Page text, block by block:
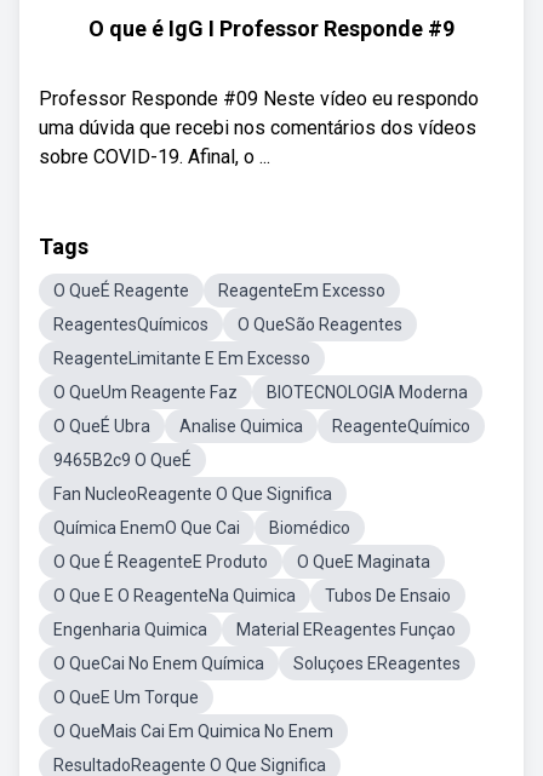
O que é IgG I Professor Responde #9
Professor Responde #09 Neste vídeo eu respondo
uma dúvida que recebi nos comentários dos vídeos
sobre COVID-19. Afinal, o ...
Tags
O QueÉ Reagente
ReagenteEm Excesso
ReagentesQuímicos
O QueSão Reagentes
ReagenteLimitante E Em Excesso
O QueUm Reagente Faz
BIOTECNOLOGIA Moderna
O QueÉ Ubra
Analise Quimica
ReagenteQuímico
9465B2c9 O QueÉ
Fan NucleoReagente O Que Significa
Química EnemO Que Cai
Biomédico
O Que É ReagenteE Produto
O QueE Maginata
O Que E O ReagenteNa Quimica
Tubos De Ensaio
Engenharia Quimica
Material EReagentes Funçao
O QueCai No Enem Química
Soluçoes EReagentes
O QueE Um Torque
O QueMais Cai Em Quimica No Enem
ResultadoReagente O Que Significa